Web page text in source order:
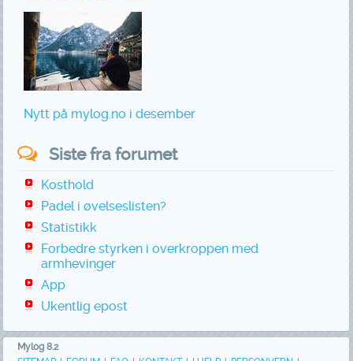
Nytt på mylog.no i desember
Siste fra forumet
Kosthold
Padel i øvelseslisten?
Statistikk
Forbedre styrken i overkroppen med
armhevinger
App
Ukentlig epost
Mylog 8.2